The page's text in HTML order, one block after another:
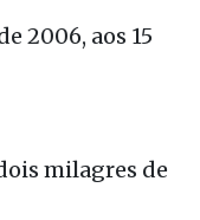
2006, aos 15
milagres de